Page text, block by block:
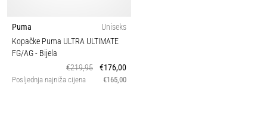
Puma
Uniseks
Kopačke Puma ULTRA ULTIMATE
FG/AG- Bijela
€219,95
€176,00
Posljednja najniža cijena €165,00